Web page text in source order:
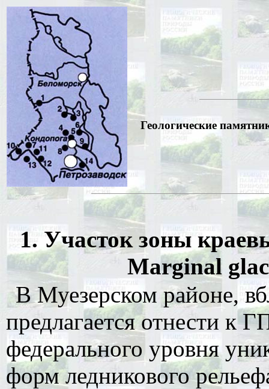
Геологические
1. Участок зоны
Marginal
В Муезерском районе,
предлагается отнести к
федерального уровня
форм ледникового